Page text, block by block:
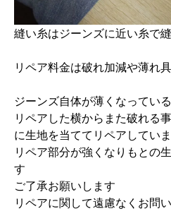
縫い糸はジーンズに近い糸で
リペア料金は破れ加減や薄れ
ジーンズ自体が薄くなってい
リペアした横からまた破れる
に生地を当ててリペアしてい
リペア部分が強くなりもとの
す
ご了承お願いします
リペアに関して遠慮なくお問